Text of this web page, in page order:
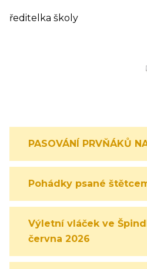
ředitelka školy
PASOVÁNÍ PRVŇÁKŮ
Pohádky psané
Výletní vláček ve
června 2026